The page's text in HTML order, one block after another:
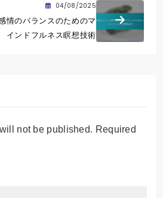
04/08/2025
情のバランスのためのマ
インドフルネス瞑想技術
not be published. Required